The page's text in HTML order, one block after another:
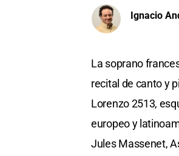
Ignacio
La soprano
recital de canto y
Lorenzo 2513,
europeo y
Jules Massenet,